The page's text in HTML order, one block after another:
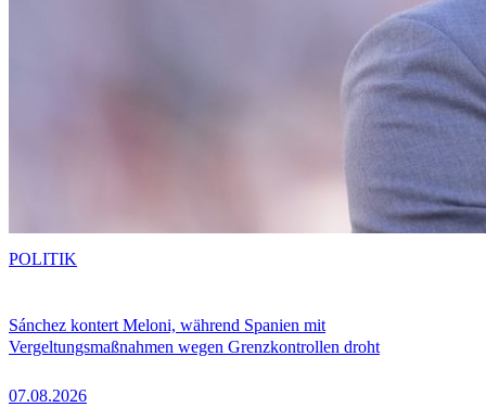
Sánchez kontert Meloni, während Spanien mit
Vergeltungsmaßnahmen wegen Grenzkontrollen droht
07.08.2026
POLITIK